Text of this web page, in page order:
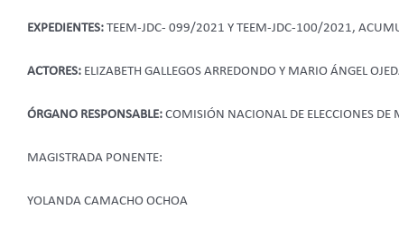
EXPEDIENTES: TEEM-JDC- 099/2021 Y TEEM-JDC-100/2021,
ACTORES: ELIZABETH GALLEGOS ARREDONDO Y MARIO ÁNGEL
ÓRGANO RESPONSABLE: COMISIÓN NACIONAL DE ELECCIONES DE
MAGISTRADA PONENTE:
YOLANDA CAMACHO OCHOA